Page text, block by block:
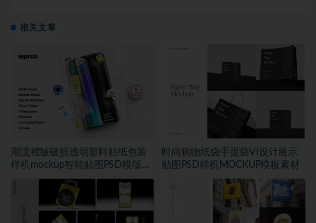
相关文章
潮流褶皱破损透明塑料贴纸包装
样机mockup智能贴图PSD模版设
计素材
时尚购物纸袋手提袋VI设计展示
贴图PSD样机MOCKUP模板素材